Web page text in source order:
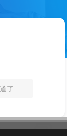
了